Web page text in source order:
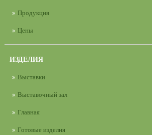
Продукция
Цены
ИЗДЕЛИЯ
Выставки
Выставочный зал
Главная
Готовые изделия